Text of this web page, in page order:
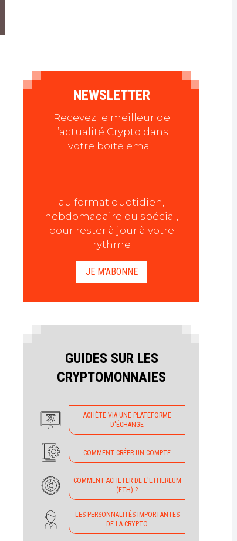
NEWSLETTER
Recevez le meilleur de
l’actualité Crypto dans
votre boite email
au format quotidien,
hebdomadaire ou spécial,
pour rester à jour à votre
rythme
JE M'ABONNE
GUIDES SUR LES
CRYPTOMONNAIES
ACHÈTE VIA UNE PLATEFORME
D'ÉCHANGE
COMMENT CRÉER UN COMPTE
COMMENT ACHETER DE L'ETHEREUM
(ETH) ?
LES PERSONNALITÉS IMPORTANTES
DE LA CRYPTO